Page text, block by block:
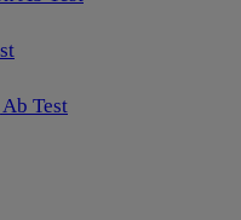
Test